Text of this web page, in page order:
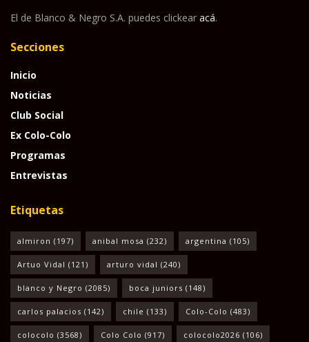
El de Blanco & Negro S.A. puedes clickear acá.
Secciones
Inicio
Noticias
Club Social
Ex Colo-Colo
Programas
Entrevistas
Etiquetas
almiron (197) anibal mosa (232) argentina (105)
Artuo Vidal (121) arturo vidal (240)
blanco y Negro (2085) boca juniors (148)
carlos palacios (142) chile (133) Colo-Colo (483)
colocolo (3568) Colo Colo (917) colocolo2026 (106)